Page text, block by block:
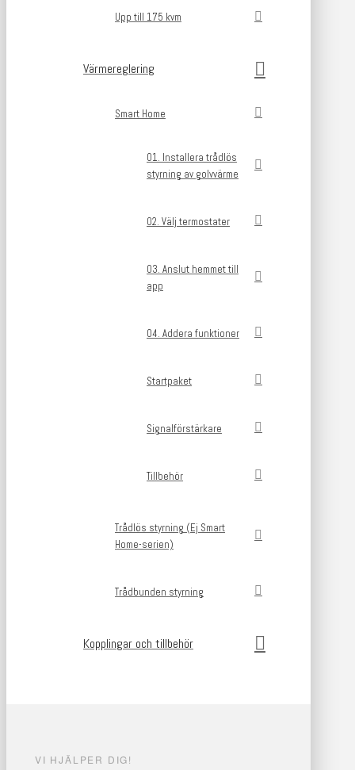
Upp till 175 kvm
Värmereglering
Smart Home
01. Installera trådlös
styrning av golvvärme
02. Välj termostater
03. Anslut hemmet till
app
04. Addera funktioner
Startpaket
Signalförstärkare
Tillbehör
Trådlös styrning (Ej Smart
Home-serien)
Trådbunden styrning
Kopplingar och tillbehör
VI HJÄLPER DIG!